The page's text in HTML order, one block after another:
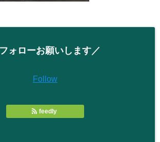
ォローお願いします／
Follow
feedly